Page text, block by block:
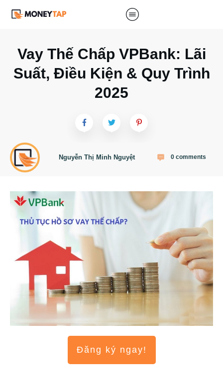
Vay Thế Chấp VPBank: Lãi
Suất, Điều Kiện & Quy Trình
2025
Nguyễn Thị Minh Nguyệt 0comments
Đăng ký ngay!